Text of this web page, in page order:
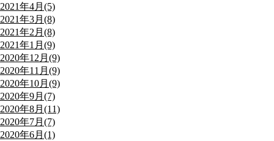
2021年4月(5)
2021年3月(8)
2021年2月(8)
2021年1月(9)
2020年12月(9)
2020年11月(9)
2020年10月(9)
2020年9月(7)
2020年8月(11)
2020年7月(7)
2020年6月(1)